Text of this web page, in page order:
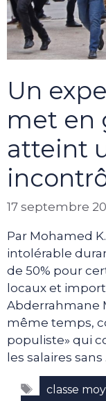
Un
met en
atteint
17 septembre
Par Mohamed
intolérable
de 50% pour
locaux et
Abderrahmane
même temps,
populiste» qui
les salaires sans
Étiquettes
classe